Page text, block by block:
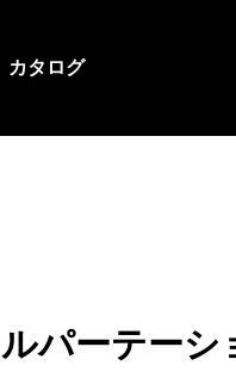
カタログ
パーテーシ